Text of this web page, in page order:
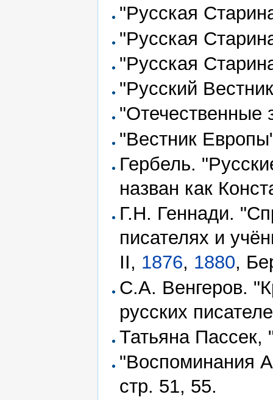
"Pусская
"Pусская
"Pусская
"Русский
"Отечественные
"Вестник
Гербель.
назван как
Г.Н. Геннади.
писателях и
II, 1876, 1880,
С.А. Венгеров.
русских
Татьяна Пассек,
"Воспоминания
стр. 51, 55.